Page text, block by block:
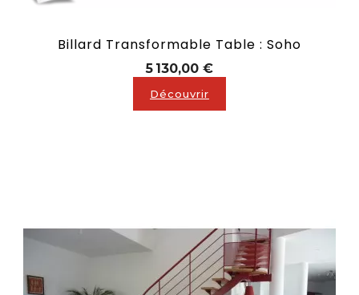
Billard Transformable Table : Soho
5 130,00 €Prix
Découvrir